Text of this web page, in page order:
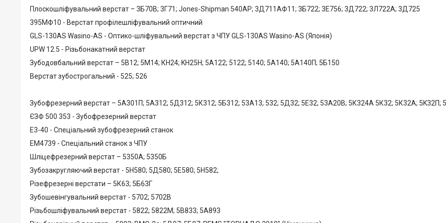
Плоскошліфувальний верстат – 3Б70В; 3Г71; Jones-Shipman 540AP; 3Д711АФ11; 3Б722; 3Е756; 3Д722; 3Л722А; 3Д725
395МФ10 - Верстат профілешліфувальний оптичний
GLS-130AS Wasino-AS - Оптико-шліфувальний верстат з ЧПУ GLS-130AS Wasino-AS (Японія)
UPW 12.5 - Різьбонакатний верстат
Зубодовбальний верстат – 5В12; 5М14; КН24; KH25H; 5А122; 5122; 5140; 5A140; 5А140П; 5Б150
Верстат зубострогальний - 525; 526
Зубофрезерний верстат – 5A301П; 5А312; 5Д312; 5К312; 5Б312; 53А13; 532; 5Д32; 5Е32; 53A20B; 5К324А 5К32; 5К32А; 5K32П;
ЄЗФ 500 353 - Зубофрезерний верстат
Е3-40 - Спеціальний зубофрезерний станок
ЕМ4739 - Спеціальний станок з ЧПУ
Шліцефрезерний верстат – 5350А; 5350Б
Зубозакругляючий верстат - 5H580; 5Д580; 5Е580; 5H582;
Різефрезерні верстати – 5К63; 5Б63Г
Зубошевiнгувальний верстат - 5702; 5702B
Різьбошліфувальний верстат - 5822; 5822М; 5B833; 5A893